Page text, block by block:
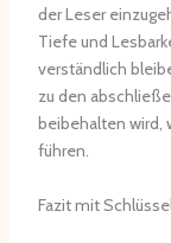
der Leser
Tiefe und
verständlich
zu den
beibehalten wird,
führen.
Fazit mit